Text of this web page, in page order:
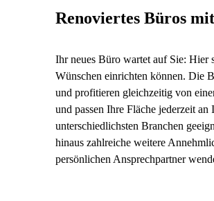
Renoviertes Büros
Ihr neues Büro wartet auf Sie: Hier
Wünschen einrichten können. Die
und profitieren gleichzeitig von
und passen Ihre Fläche jederzeit
unterschiedlichsten Branchen
hinaus zahlreiche weitere
persönlichen Ansprechpartner